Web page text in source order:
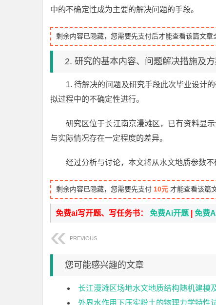
中的不确定性成为主要的解决问题的手段。
剩余内容已隐藏，您需要先支付后才能查看该篇文章
2. 研究的基本内容、问题解决措施及
1. 待解决的问题及研究手段此次毕业设计
拟过程中的不确定性进行。
研究区位于长江南京漫滩区，已有资料显
与实际情况存在一定程度的差异。
经过分析与讨论，本文将从水文地质参数
剩余内容已隐藏，您需要先支付 10元 才能查看该篇
免费ai写开题、写任务书： 免费Ai开题 免费
PREVIOUS
您可能感兴趣的文章
长江漫滩区场地水文地质结构随机建模
外界水作用下压实粉土的物理力学特性